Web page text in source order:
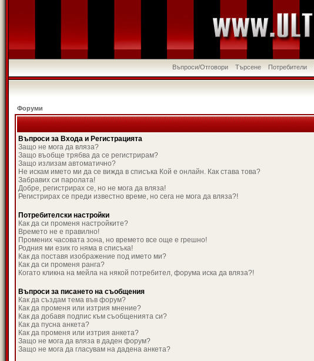
Въпроси/Отговори Търсене Потребители
Форуми
Въпроси за Входа и Регистрацията
Защо не мога да вляза?
Защо въобще трябва да се регистрирам?
Защо излизам автоматично?
Не искам името ми да се вижда в списъка Кой е онлайн. Как става това?
Забравих си паролата!
Добре, регистрирах се, но не мога да вляза!
Регистрирах се преди известно време, но сега не мога да вляза?!
Потребителски настройки
Как да си променя настройките?
Времето не е правилно!
Промених часовата зона, но времето все още е грешно!
Родния ми език го няма в списъка!
Как да поставя изображение под името ми?
Как да си променя ранга?
Когато кликна на мейла на някой потребител, форума иска да вляза?!
Въпроси за писането на съобщения
Как да създам тема във форум?
Как да променя или изтрия мнение?
Как да добавя подпис към съобщенията си?
Как да пусна анкета?
Как да променя или изтрия анкета?
Защо не мога да вляза в даден форум?
Защо не мога да гласувам на дадена анкета?